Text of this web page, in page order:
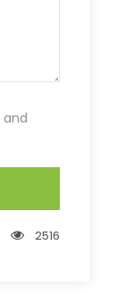
and
2516